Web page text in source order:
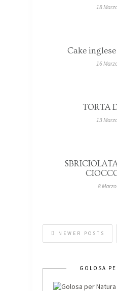
18
Cake
16
TORTA
13
8
NEWER POSTS
GOLOSA